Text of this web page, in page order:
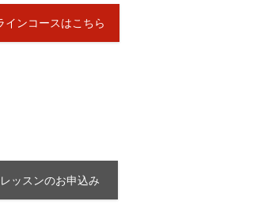
インコースはこちら
ッスンのお申込み